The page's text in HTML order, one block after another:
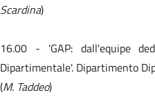
Scardina)
16.00 - 'GAP: dall'equipe
Dipartimentale'. Dipartimento
(M. Taddeo)